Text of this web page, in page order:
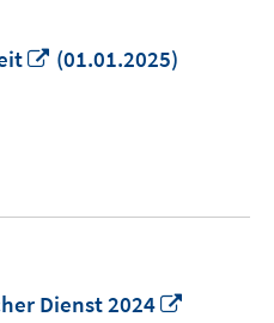
In
(01.01.2025)
Dienst 2024